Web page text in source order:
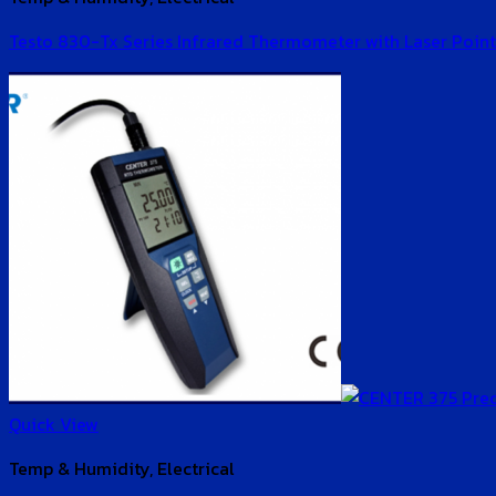
Testo 830-Tx Series Infrared Thermometer with Laser
Quick View
Temp & Humidity, Electrical